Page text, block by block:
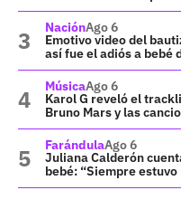
NaciónAgo 6
Emotivo video del
así fue el adiós a bebé
MúsicaAgo 6
Karol G reveló el
Bruno Mars y las
FarándulaAgo 6
Juliana Calderón
bebé: “Siempre estuvo